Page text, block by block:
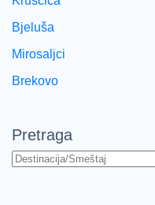
Bjeluša
Mirosaljci
Brekovo
Pretraga